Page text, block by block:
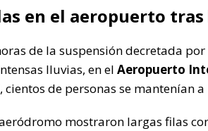
en el aeropuerto
de la suspensión decretada
lluvias, en el Aeropuerto
, cientos de personas se mantenían
mostraron largas filas